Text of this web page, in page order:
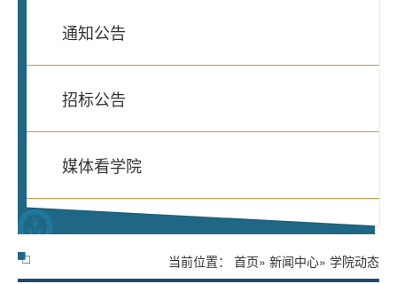
通知公告
招标公告
媒体看学院
当前位置： 首页» 新闻中心» 学院动态